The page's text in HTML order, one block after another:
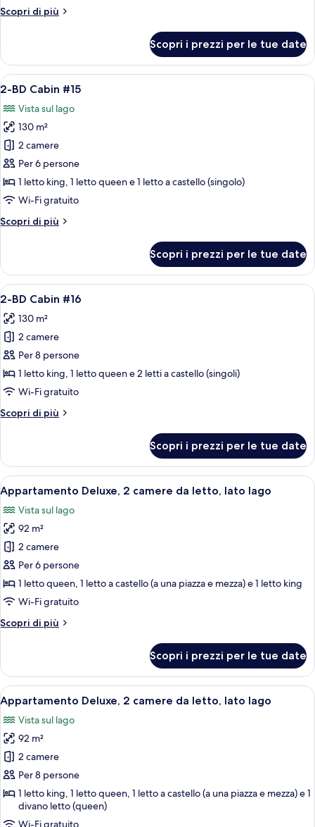
letto,
(#20)
Scopri di più
Altri
1
camera
da
vista
lago
(#20)
Scopri i prezzi per le tue date
Apri
tutte
le
foto
per
2-
BD
Cabin
Una camera da letto con un letto in
7
2-BD Cabin #15
Vista sul lago
130 m²
2 camere
Per 6 persone
1 letto king, 1 letto queen e 1 letto a castello (singolo)
Wi-Fi gratuito
Scopri di più
Altri
BD
Cabin
#15
Scopri i prezzi per le tue date
Apri
tutte
le
foto
per
2-
BD
#16
Una camera da letto rustica con un
7
2-BD Cabin #16
130 m²
2 camere
Per 8 persone
1 letto king, 1 letto queen e 2 letti a castello (singoli)
Wi-Fi gratuito
Scopri di più
Altri
BD
Cabin
#16
Scopri i prezzi per le tue date
Apri
tutte
le
foto
per
Appartamento
Deluxe,
2
camere
da
lago
Un soggiorno con un divano in
23
Appartamento Deluxe, 2 camere da letto, lato lago
Vista sul lago
92 m²
2 camere
Per 6 persone
1 letto queen, 1 letto a castello (a una piazza e mezza) e 1 letto king
Wi-Fi gratuito
Scopri di più
Altri
Deluxe,
camere
da
letto,
lato
lago
Scopri i prezzi per le tue date
Apri
tutte
le
foto
per
Appartamento
Deluxe,
camere
Un soggiorno con un divano
25
Appartamento Deluxe, 2 camere da letto, lato lago
Vista sul lago
92 m²
2 camere
Per 8 persone
1 letto king, 1 letto queen, 1 letto a castello (a una piazza e mezza) e 1
divano letto (queen)
Wi-Fi gratuito